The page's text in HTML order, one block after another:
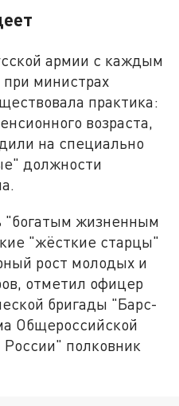
армии с каждым
министрах
практика:
возраста,
на специально
должности
"богатым жизненным
"жёсткие старцы"
рост молодых и
отметил офицер
бригады "Барс-
Общероссийской
полковник